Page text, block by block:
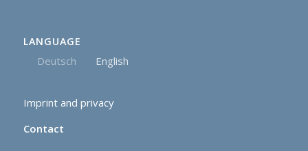
LANGUAGE
Deutsch English
Imprint and privacy
Contact